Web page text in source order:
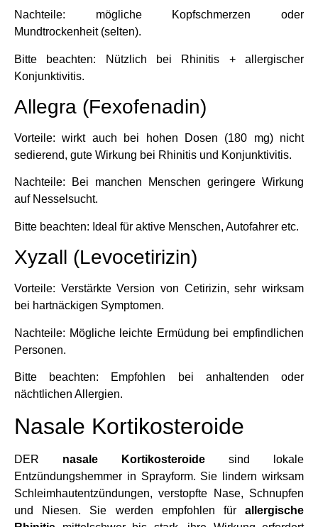
Nachteile: mögliche Kopfschmerzen oder
Mundtrockenheit (selten).
Bitte beachten: Nützlich bei Rhinitis + allergischer
Konjunktivitis.
Allegra (Fexofenadin)
Vorteile: wirkt auch bei hohen Dosen (180 mg) nicht
sedierend, gute Wirkung bei Rhinitis und Konjunktivitis.
Nachteile: Bei manchen Menschen geringere Wirkung
auf Nesselsucht.
Bitte beachten: Ideal für aktive Menschen, Autofahrer etc.
Xyzall (Levocetirizin)
Vorteile: Verstärkte Version von Cetirizin, sehr wirksam
bei hartnäckigen Symptomen.
Nachteile: Mögliche leichte Ermüdung bei empfindlichen
Personen.
Bitte beachten: Empfohlen bei anhaltenden oder
nächtlichen Allergien.
Nasale Kortikosteroide
DER nasale Kortikosteroide sind lokale
Entzündungshemmer in Sprayform. Sie lindern wirksam
Schleimhautentzündungen, verstopfte Nase, Schnupfen
und Niesen. Sie werden empfohlen für allergische